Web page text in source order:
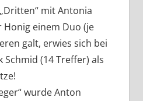
mit Antonia
Honig einem Duo (je
galt, erwies sich bei
Schmid (14 Treffer) als
wurde Anton